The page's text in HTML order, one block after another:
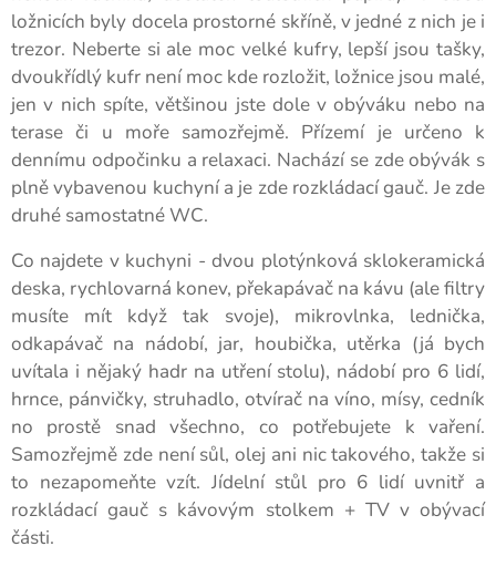
ložnicích byly docela prostorné skříně, v jedné z nich je i
trezor. Neberte si ale moc velké kufry, lepší jsou tašky,
dvoukřídlý kufr není moc kde rozložit, ložnice jsou malé,
jen v nich spíte, většinou jste dole v obýváku nebo na
terase či u moře samozřejmě. Přízemí je určeno k
dennímu odpočinku a relaxaci. Nachází se zde obývák s
plně vybavenou kuchyní a je zde rozkládací gauč. Je zde
druhé samostatné WC.
Co najdete v kuchyni - dvou plotýnková sklokeramická
deska, rychlovarná konev, překapávač na kávu (ale filtry
musíte mít když tak svoje), mikrovlnka, lednička,
odkapávač na nádobí, jar, houbička, utěrka (já bych
uvítala i nějaký hadr na utření stolu), nádobí pro 6 lidí,
hrnce, pánvičky, struhadlo, otvírač na víno, mísy, cedník
no prostě snad všechno, co potřebujete k vaření.
Samozřejmě zde není sůl, olej ani nic takového, takže si
to nezapomeňte vzít. Jídelní stůl pro 6 lidí uvnitř a
rozkládací gauč s kávovým stolkem + TV v obývací
části.